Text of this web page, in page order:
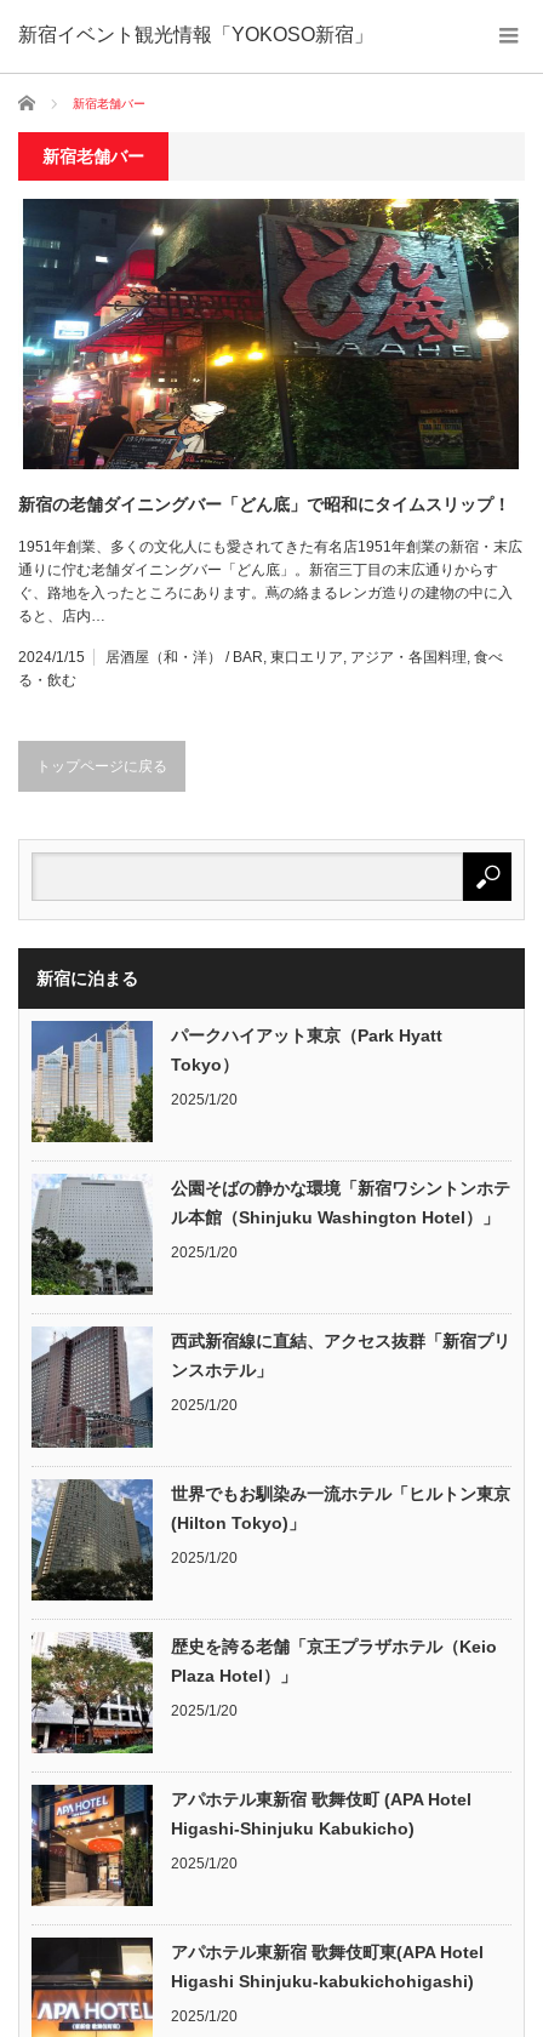
新宿イベント観光情報「YOKOSO新宿」
ホーム 新宿老舗バー
新宿老舗バー
新宿の老舗ダイニングバー「どん底」で昭和にタイムスリップ！
1951年創業、多くの文化人にも愛されてきた有名店1951年創業の新宿・末広
通りに佇む老舗ダイニングバー「どん底」。新宿三丁目の末広通りからす
ぐ、路地を入ったところにあります。蔦の絡まるレンガ造りの建物の中に入
ると、店内…
2024/1/15 居酒屋（和・洋） / BAR, 東口エリア, アジア・各国料理, 食べ
る・飲む
トップページに戻る
新宿に泊まる
パークハイアット東京（Park Hyatt
Tokyo）
2025/1/20
公園そばの静かな環境「新宿ワシントンホテ
ル本館（Shinjuku Washington Hotel）」
2025/1/20
西武新宿線に直結、アクセス抜群「新宿プリ
ンスホテル」
2025/1/20
世界でもお馴染み一流ホテル「ヒルトン東京
(Hilton Tokyo)」
2025/1/20
歴史を誇る老舗「京王プラザホテル（Keio
Plaza Hotel）」
2025/1/20
アパホテル東新宿 歌舞伎町 (APA Hotel
Higashi-Shinjuku Kabukicho)
2025/1/20
アパホテル東新宿 歌舞伎町東(APA Hotel
Higashi Shinjuku-kabukichohigashi)
2025/1/20